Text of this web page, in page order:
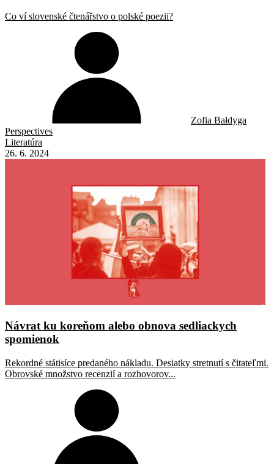
Co ví slovenské čtenářstvo o polské poezii?
Zofia Bałdyga
Perspectives
Literatúra
26. 6. 2024
Návrat ku koreňom alebo obnova sedliackych
spomienok
Rekordné státisíce predaného nákladu. Desiatky stretnutí s čitateľmi.
Obrovské množstvo recenzií a rozhovorov...